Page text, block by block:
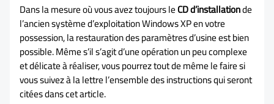
Dans la mesure où vous avez toujours leCD d’installationde
l’ancien système d’exploitation Windows XP en votre
possession, la restauration des paramètres d’usine est bien
possible. Même s’il s’agit d’une opération un peu complexe
et délicate à réaliser, vous pourrez tout de même le faire si
vous suivez à la lettre l’ensemble des instructions qui seront
citées dans cet article.